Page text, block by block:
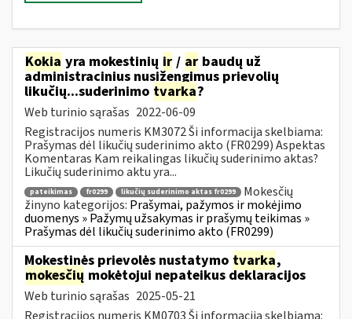
Kokia yra mokestinių ir / ar baudų už
administracinius nusižengimus prievolių
likučių...suderinimo tvarka?
Web turinio sąrašas 2022-06-09
Registracijos numeris KM3072 Ši informacija skelbiama:
Prašymas dėl likučių suderinimo akto (FR0299) Aspektas
Komentaras Kam reikalingas likučių suderinimo aktas?
Likučių suderinimo aktu yra...
pateikimas fr0299 likučių suderinimo aktas fr0299
Mokesčių
žinyno kategorijos: Prašymai, pažymos ir mokėjimo
duomenys » Pažymų užsakymas ir prašymų teikimas »
Prašymas dėl likučių suderinimo akto (FR0299)
Mokestinės prievolės nustatymo tvarka,
mokesčių mokėtojui nepateikus deklaracijos
Web turinio sąrašas 2025-05-21
Registracijos numeris KM0703 Ši informacija skelbiama: